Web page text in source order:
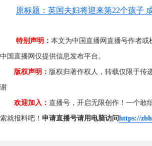
原标题：英国夫妇将迎来第22个孩子
特别声明： 本文为中国直播网直播号作者
中国直播网仅提供信息发布平台。
版权声明： 版权归著作权人，转载仅限于传
谢
欢迎加入： 直播号，开启无限创作！一个敢
索就报料吧！ 申请直播号请用电脑访问https://